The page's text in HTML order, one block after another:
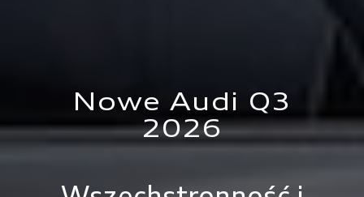
Nowe Audi Q3
2026